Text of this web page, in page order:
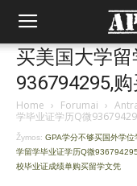
买美国大学
936794295,
Home › Forumai ›
学毕业证学历Q微
Žymos: GPA学分不够买国外学
学留学毕业证学历Q微936794295
校毕业证成绩单购买留学文凭